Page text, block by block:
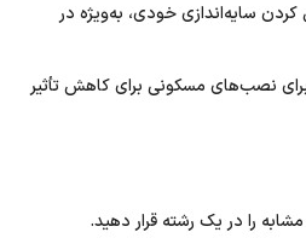
کردن سایه‌اندازی خودی، به‌ویژه در
نصب‌های مسکونی برای کاهش تأثیر
را در یک رشته قرار دهید.